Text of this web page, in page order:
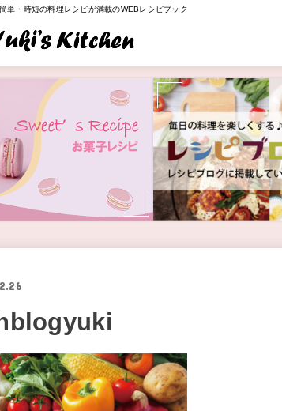
単・時短の料理レシピが満載のWEBレシピブック